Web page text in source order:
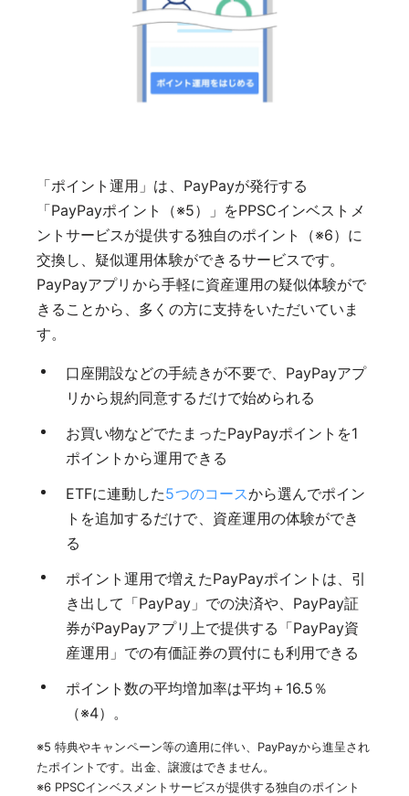
「ポイント運用」は、PayPayが発行する
「PayPayポイント（※5）」をPPSCインベストメ
ントサービスが提供する独自のポイント（※6）に
交換し、疑似運用体験ができるサービスです。
PayPayアプリから手軽に資産運用の疑似体験がで
きることから、多くの方に支持をいただいていま
す。
口座開設などの手続きが不要で、PayPayアプ
リから規約同意するだけで始められる
お買い物などでたまったPayPayポイントを1
ポイントから運用できる
ETFに連動した5つのコースから選んでポイン
トを追加するだけで、資産運用の体験ができ
る
ポイント運用で増えたPayPayポイントは、引
き出して「PayPay」での決済や、PayPay証
券がPayPayアプリ上で提供する「PayPay資
産運用」での有価証券の買付にも利用できる
ポイント数の平均増加率は平均＋16.5％
（※4）。
※5 特典やキャンペーン等の適用に伴い、PayPayから進呈され
たポイントです。出金、譲渡はできません。
※6 PPSCインベスメントサービスが提供する独自のポイント